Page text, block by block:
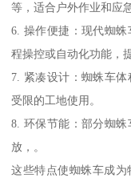
等，适合户外作业和应
6. 操作便捷：现代蜘
程操控或自动化功能，
7. 紧凑设计：蜘蛛车
受限的工地使用。
8. 环保节能：部分蜘
放，。
这些特点使蜘蛛车成